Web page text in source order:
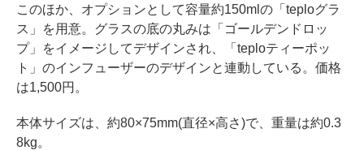
このほか、オプションとして容量約150mlの「teploグラ
ス」を用意。グラスの底の丸みは「ゴールデンドロッ
プ」をイメージしてデザインされ、「teploティーポッ
ト」のインフューザーのデザインと連動している。価格
は1,500円。
本体サイズは、約80×75mm(直径×高さ)で、重量は約0.3
8kg。